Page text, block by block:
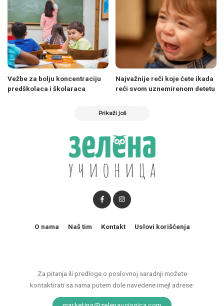
Vežbe za bolju koncentraciju
predškolaca i školaraca
Najvažnije reči koje ćete ikada
reći svom uznemirenom detetu
Prikaži još
Za pitanja ili predloge o poslovnoj saradnji možete
kontaktirati sa nama putem dole navedene imejl adrese:
O nama Naš tim Kontakt Uslovi korišćenja